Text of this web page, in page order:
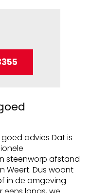
advies Dat is
steenworp afstand
Weert. Dus woont
in de omgeving